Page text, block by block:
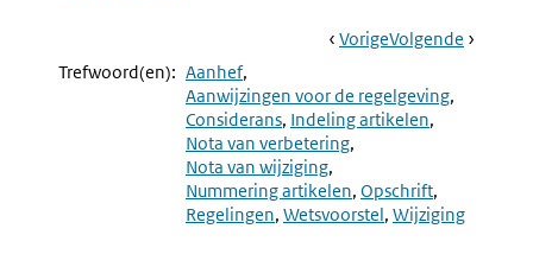
Book
Ga
VorigePagina:
6.4
Wijziging
Van
(6.27-
6.34)
Ga
Volgende Pagina:
Trefwoord(en): Aanhef
Aanwijzingen voor de regelgeving
Considerans Indeling artikelen
Nota van verbetering
Nota van wijziging
Nummering artikelen Opschrift
Regelingen Wetsvoorstel Wijziging